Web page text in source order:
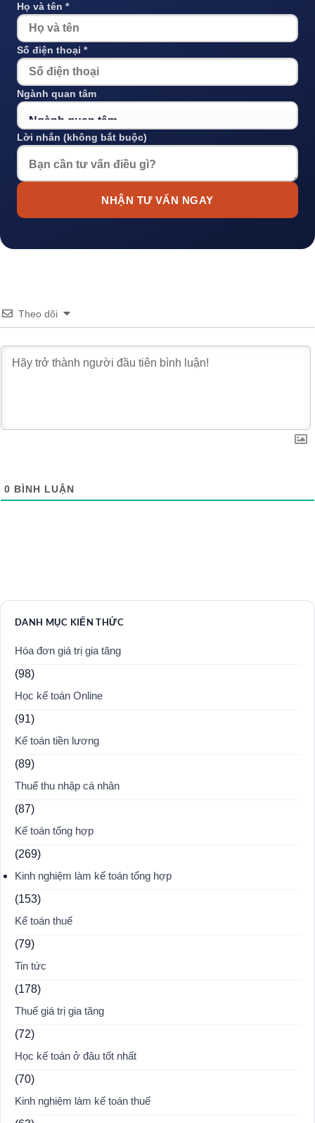
Họ và tên *
Số điện thoại *
Ngành quan tâm
Lời nhắn (không bắt buộc)
NHẬN TƯ VẤN NGAY
Theo dõi
0 BÌNH LUẬN
DANH MỤC KIẾN THỨC
Hóa đơn giá trị gia tăng
(98)
Học kế toán Online
(91)
Kế toán tiền lương
(89)
Thuế thu nhập cá nhân
(87)
Kế toán tổng hợp
(269)
Kinh nghiệm làm kế toán tổng hợp
(153)
Kế toán thuế
(79)
Tin tức
(178)
Thuế giá trị gia tăng
(72)
Học kế toán ở đâu tốt nhất
(70)
Kinh nghiệm làm kế toán thuế